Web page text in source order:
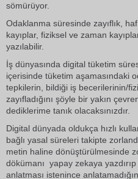
sömürüyor.
Odaklanma süresinde zayıflık,
kayıplar, fiziksel ve zaman
yazılabilir.
İş dünyasında digital tüketim
içerisinde tüketim aşamasındaki
tepkilerin, bildiği iş becerilerinin/
zayıfladığını şöyle bir yakın
dediklerime tanık olacaksınızdır.
Digital dünyada oldukça hızlı
bağlı yasal süreleri takipte
metin haline dönüştürülmesinde
dökümanı yapay zekaya
anlatması istenince